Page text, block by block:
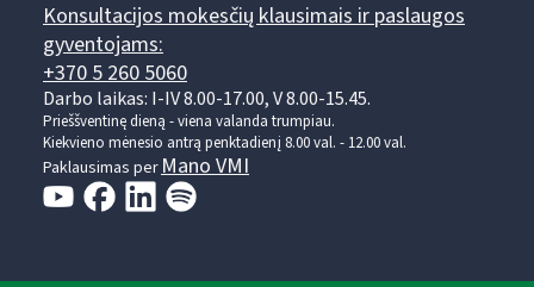
Konsultacijos mokesčių klausimais ir paslaugos
gyventojams:
+370 5 260 5060
Darbo laikas: I-IV 8.00-17.00, V 8.00-15.45.
Prieššventinę dieną - viena valanda trumpiau.
Kiekvieno mėnesio antrą penktadienį 8.00 val. - 12.00 val.
Paklausimas perMano VMI